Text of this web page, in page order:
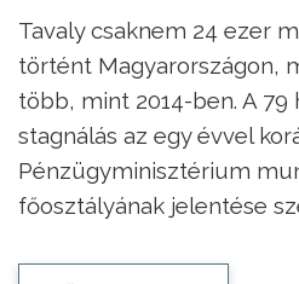
Tavaly csaknem 24 ezer
történt Magyarországon,
több, mint 2014-ben. A 79
stagnálás az egy évvel
Pénzügyminisztérium
főosztályának jelentése